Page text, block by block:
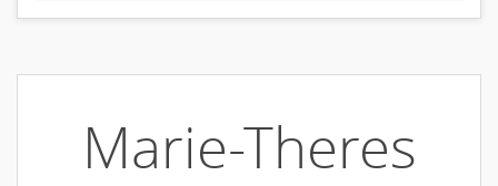
Marie-Theres